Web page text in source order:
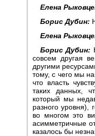
Елена
Борис Дубин:
Елена
Борис Дубин:
совсем другая
другими
тому, с чего мы
что власть
таких данных,
который мы
разного уровня),
во многом это
асимметричные
казалось бы